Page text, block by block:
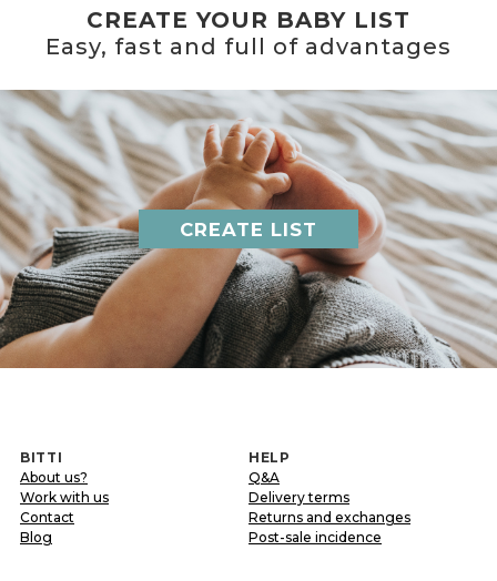
CREATE YOUR BABY LIST
Easy, fast and full of advantages
CREATE LIST
BITTI
About us?
Work with us
Contact
Blog
HELP
Q&A
Delivery terms
Returns and exchanges
Post-sale incidence